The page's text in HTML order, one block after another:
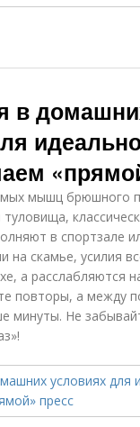
в
мышц брюшного
в спортзале
на скамье, усилия
а расслабляются
повторы, а между
минуты. Не